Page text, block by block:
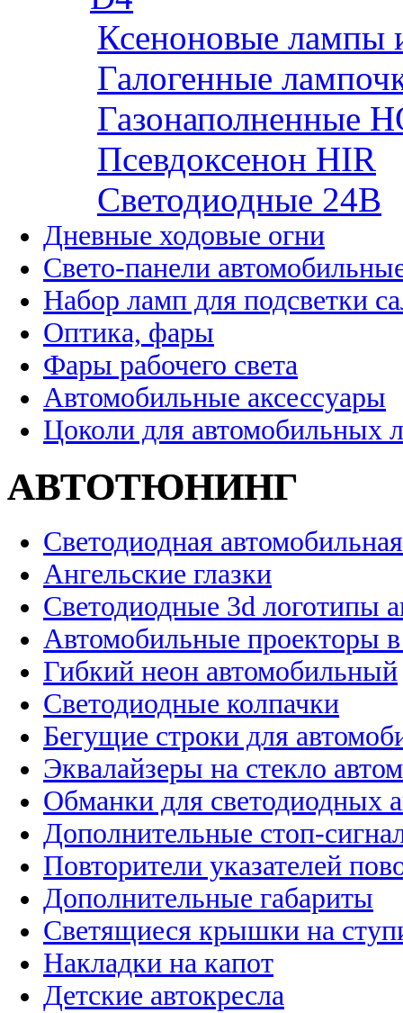
Ксеноновые лампы
Галогенные
Газонаполненные
Псевдоксенон HIR
Cветодиодные 24B
Дневные ходовые огни
Свето-панели
Набор ламп для подсветки
Оптика, фары
Фары рабочего света
Автомобильные аксессуары
Цоколи для автомобильных
АВТОТЮНИНГ
Светодиодная
Ангельские глазки
Светодиодные 3d логотипы
Автомобильные проекторы
Гибкий неон автомобильный
Светодиодные колпачки
Бегущие строки для
Эквалайзеры на стекло
Обманки для светодиодных
Дополнительные стоп-
Повторители указателей
Дополнительные габариты
Светящиеся крышки на
Накладки на капот
Детские автокресла